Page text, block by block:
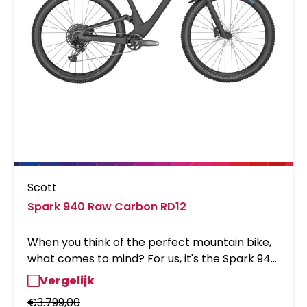
Scott
Spark 940 Raw Carbon RD12
When you think of the perfect mountain bike,
what comes to mind? For us, it's the Spark 940.
Why, you ask? Well, beyond the fact that it is
fast, lightweight and ultra capable on all sorts
Vergelijk
€3.799,00